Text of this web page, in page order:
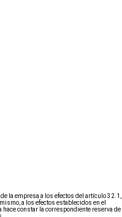
la empresa a los efectos del artículo 32.1,
a los efectos establecidos en el
constar la correspondiente reserva de